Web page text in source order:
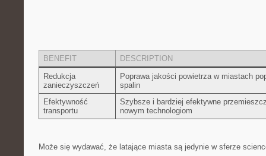
BENEFIT
DESCRIPTION
Redukcja
zanieczyszczeń
Poprawa jakości powietrza w miastach
spalin
Efektywność
transportu
Szybsze i bardziej efektywne
nowym​ technologiom
Może się wydawać, że latające miasta są jedynie w ‍sferze